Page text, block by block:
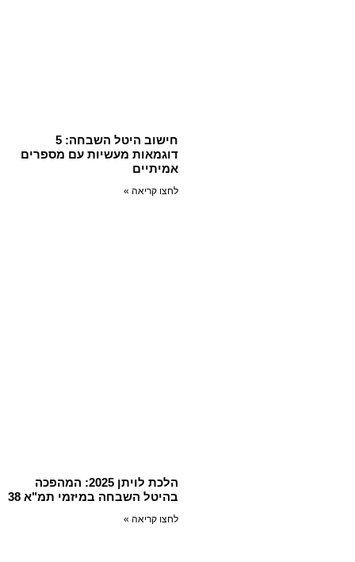
חישוב היטל השבחה: 5
דוגמאות מעשיות עם מספרים
אמיתיים
לחצו קריאה »
הלכת לויתן 2025: המהפכה
בהיטל השבחה במיזמי תמ"א 38
לחצו קריאה »